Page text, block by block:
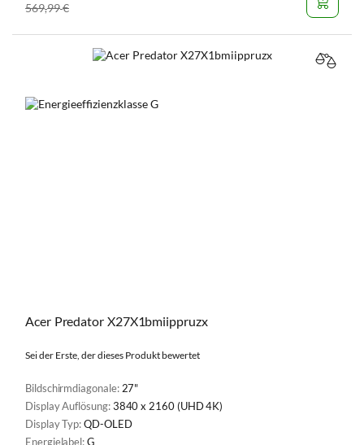
569,99€
Acer Predator X27X1bmiippruzx
Sei der Erste, der dieses Produkt bewertet
Bildschirmdiagonale: 27"
Display Auflösung:3840 x 2160 (UHD 4K)
Display Typ:QD-OLED
Energielabel:G